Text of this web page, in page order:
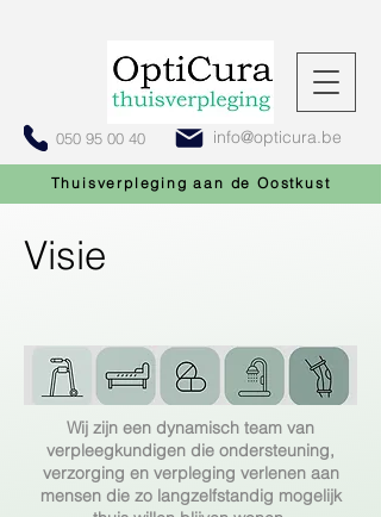
050 95 00 40
Thuisverpleging aan de Oostkust
info@opticura.be
Visie
Wij zijn een dynamisch team van
verpleegkundigen die ondersteuning,
verzorging en verpleging verlenen aan
mensen die zo langzelfstandig mogelijk